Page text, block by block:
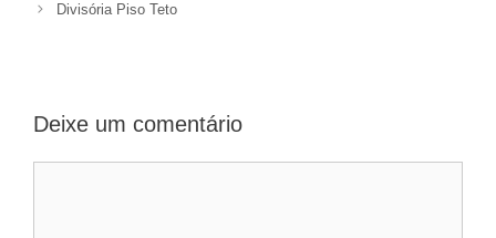
Divisória Piso Teto
Deixe um comentário